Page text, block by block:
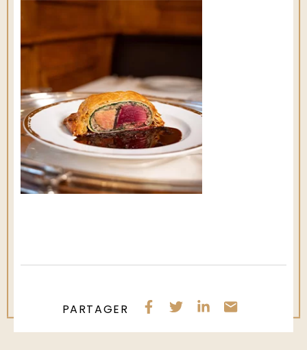
PARTAGER